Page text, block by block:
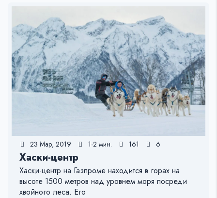
23 Мар, 2019 1-2 мин. 161 6
Хаски-центр
Хаски-центр на Газпроме находится в горах на
высоте 1500 метров над уровнем моря посреди
хвойного леса. Его